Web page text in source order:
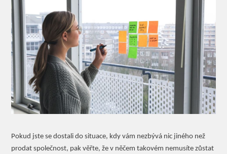
Pokud jste se dostali do situace, kdy vám nezbývá nic jiného než
prodat společnost, pak věřte, že v něčem takovém nemusíte zůstat